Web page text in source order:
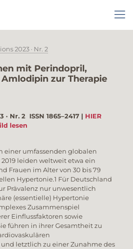
2023 · Nr. 2
mit Perindopril,
zur Therapie
· Nr. 2 ISSN 1865–2417 | HIER
lesen
einer umfassenden globalen
leiden weltweit etwa ein
Frauen im Alter von 30 bis 79
Hypertonie.1 Für Deutschland
Prävalenz nur unwesentlich
(essentielle) Hypertonie
Zusammenspiel
Einflussfaktoren sowie
führen in ihrer Gesamtheit zu
letztlich zu einer Zunahme des